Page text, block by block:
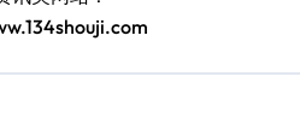
Galaxy C55 5G焕新秘籍：定
Galaxy C55 5G登场，美学新